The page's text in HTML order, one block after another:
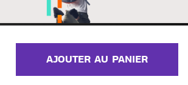
AJOUTER AU PANIER